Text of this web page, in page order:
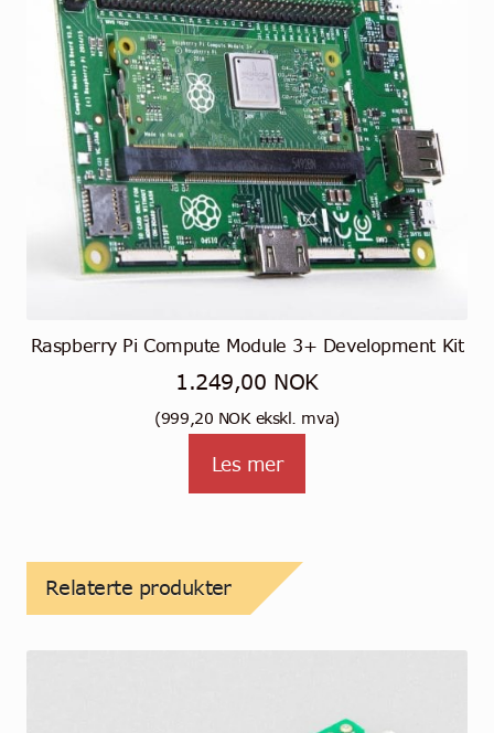
Raspberry Pi Compute Module 3+ Development Kit
1.249,00 NOK
(999,20 NOKekskl. mva)
Les mer
Relaterte produkter